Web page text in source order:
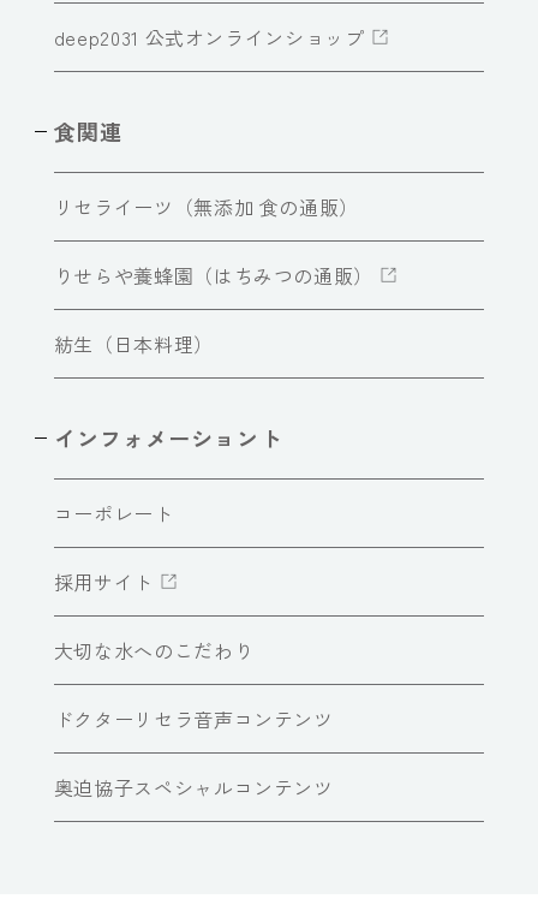
deep2031 公式オンラインショップ
食関連
リセライーツ（無添加 食の通販）
りせらや養蜂園（はちみつの通販）
紡生（日本料理）
インフォメーショント
コーポレート
採用サイト
大切な水へのこだわり
ドクターリセラ音声コンテンツ
奥迫協子スペシャルコンテンツ